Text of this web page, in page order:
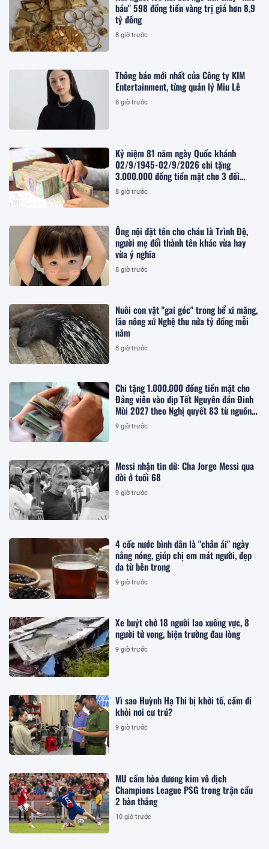
báu" 598 đồng tiền vàng trị giá hơn 8,9
tỷ đồng
8 giờ trước
Thông báo mới nhất của Công ty KIM
Entertainment, từng quản lý Miu Lê
8 giờ trước
Kỷ niệm 81 năm ngày Quốc khánh
02/9/1945-02/9/2026 chi tặng
3.000.000 đồng tiền mặt cho 3 đối
tượng nào theo Kế hoạch 283/KH-
UBND?
8 giờ trước
Ông nội đặt tên cho cháu là Trình Độ,
người mẹ đổi thành tên khác vừa hay
vừa ý nghĩa
8 giờ trước
Nuôi con vật "gai góc" trong bể xi măng,
lão nông xứ Nghệ thu nửa tỷ đồng mỗi
năm
8 giờ trước
Chi tặng 1.000.000 đồng tiền mặt cho
Đảng viên vào dịp Tết Nguyên đán Đinh
Mùi 2027 theo Nghị quyết 83 từ nguồn
ngân sách cấp tỉnh, cụ thể ra sao?
9 giờ trước
Messi nhận tin dữ: Cha Jorge Messi qua
đời ở tuổi 68
9 giờ trước
4 cốc nước bình dân là "chân ái" ngày
nắng nóng, giúp chị em mát người, đẹp
da từ bên trong
9 giờ trước
Xe buýt chở 18 người lao xuống vực, 8
người tử vong, hiện trường đau lòng
9 giờ trước
Vì sao Huỳnh Hạ Thi bị khởi tố, cấm đi
khỏi nơi cư trú?
9 giờ trước
MU cầm hòa đương kim vô địch
Champions League PSG trong trận cầu
2 bàn thắng
10 giờ trước